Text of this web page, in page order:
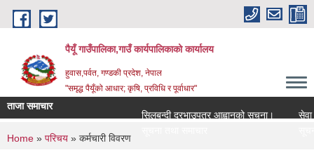
Skip to main content
पैयूँ गाउँपालिका,गाउँ कार्यपालिकाको कार्यालय
हुवास,पर्वत, गण्डकी प्रदेश, नेपाल
"समृद्ध पैयूँको आधार; कृषि, प्रविधि र पूर्वाधार"
ताजा समाचार
सिलबन्दी दरभाउपत्र आह्वानको सूचना।
सेवा
You are here
Home » परिचय » कर्मचारी विवरण